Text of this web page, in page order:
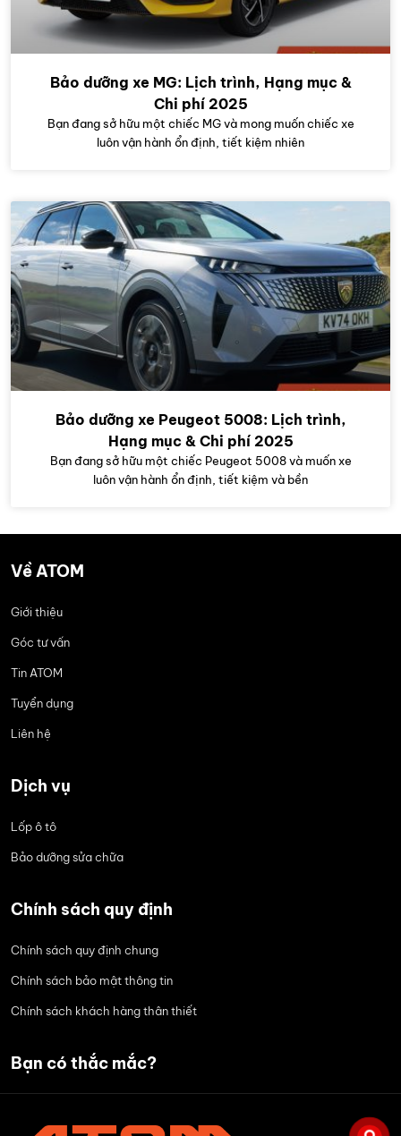
Bảo dưỡng xe MG: Lịch trình, Hạng mục &
Chi phí 2025
Bạn đang sở hữu một chiếc MG và mong muốn chiếc xe
luôn vận hành ổn định, tiết kiệm nhiên
Bảo dưỡng xe Peugeot 5008: Lịch trình,
Hạng mục & Chi phí 2025
Bạn đang sở hữu một chiếc Peugeot 5008 và muốn xe
luôn vận hành ổn định, tiết kiệm và bền
Về ATOM
Giới thiệu
Góc tư vấn
Tin ATOM
Tuyển dụng
Liên hệ
Dịch vụ
Lốp ô tô
Bảo dưỡng sửa chữa
Chính sách quy định
Chính sách quy định chung
Chính sách bảo mật thông tin
Chính sách khách hàng thân thiết
Bạn có thắc mắc?